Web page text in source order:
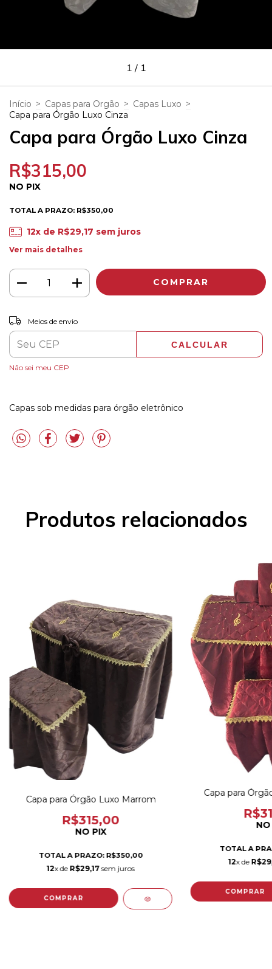
1 / 1
Início > Capas para Orgão > Capas Luxo >
Capa para Órgão Luxo Cinza
Capa para Órgão Luxo Cinza
R$315,00
NO PIX
TOTAL A PRAZO: R$350,00
12x de R$29,17 sem juros
Ver mais detalhes
Entregas para o CEP:
Meios de envio
CALCULAR
Não sei meu CEP
Capas sob medidas para órgão eletrônico
Produtos relacionados
Capa para Órgão Luxo Marrom
R$315,00
NO PIX
TOTAL A PRAZO: R$350,00
12x de R$29,17sem juros
Capa para
TOTAL A
12x de